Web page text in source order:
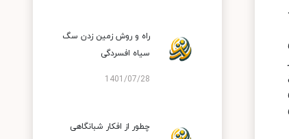
راه و روش زمین زدن سگ
سیاه افسردگی
1401/07/28
چطور از افکار شبانگاهی